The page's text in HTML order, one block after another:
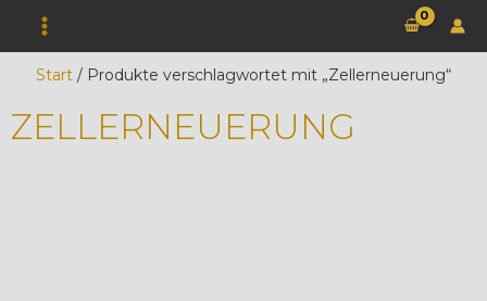
Inhalt
springen
Start / Produkte verschlagwortet mit „Zellerneuerung“
ZELLERNEUERUNG